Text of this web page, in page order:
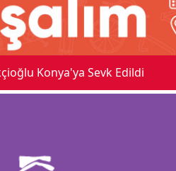
Konya'ya Sevk Edildi